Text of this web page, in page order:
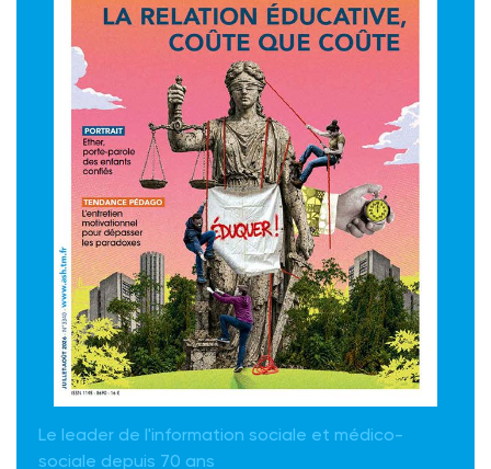
Le leader de l'information sociale et médico-
sociale depuis 70 ans